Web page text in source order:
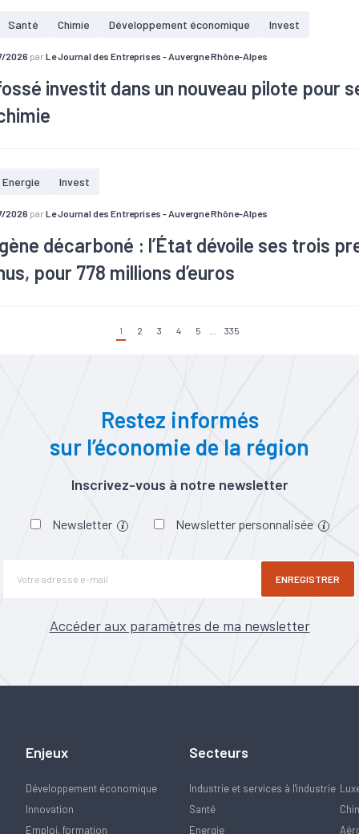
Santé Chimie Développement économique Invest
2026 par Le Journal des Entreprises - Auvergne Rhône-Alpes
investit dans un nouveau pilote pour
Energie Invest
2026 par Le Journal des Entreprises - Auvergne Rhône-Alpes
décarboné : l’État dévoile ses trois
pour 778 millions d’euros
cadre de sa politique de soutien à la production d’hydrogène
millions d’euros à trois projets. Ils doivent voir le jour en Lozère,
1 2 3 4 5 335
Restez informés
sur l’économie de la région
Inscrivez-vous à notre newsletter
Newsletter Newsletter personnalisée
ENREGISTRER
Accéder aux paramètres de ma newsletter
Enjeux
Développement économique
Innovation
Emploi, formation
Secteurs
Industrie et services à l'industrie
Santé
Energie